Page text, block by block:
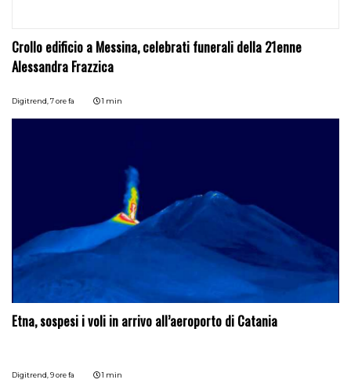
Crollo edificio a Messina, celebrati funerali della 21enne
Alessandra Frazzica
Digitrend, 7 ore fa 1 min
Etna, sospesi i voli in arrivo all’aeroporto di Catania
Digitrend, 9 ore fa 1 min